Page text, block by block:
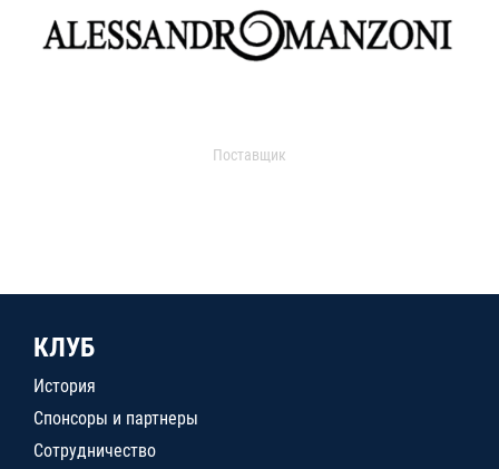
Поставщик
КЛУБ
История
Спонсоры и партнеры
Сотрудничество